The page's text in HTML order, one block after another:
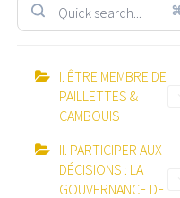
I. ÊTRE MEMBRE DE
PAILLETTES &
CAMBOUIS
II. PARTICIPER AUX
DÉCISIONS : LA
GOUVERNANCE DE